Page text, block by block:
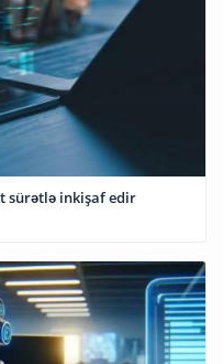
“AI Index Report 2026”: Süni intellekt sürətlə inkişaf edir